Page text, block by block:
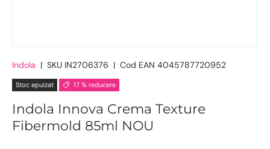
Indola | SKU IN2706376 | Cod EAN 4045787720952
Stoc epuizat 17 % reducere
Indola Innova Crema Texture
Fibermold 85ml NOU